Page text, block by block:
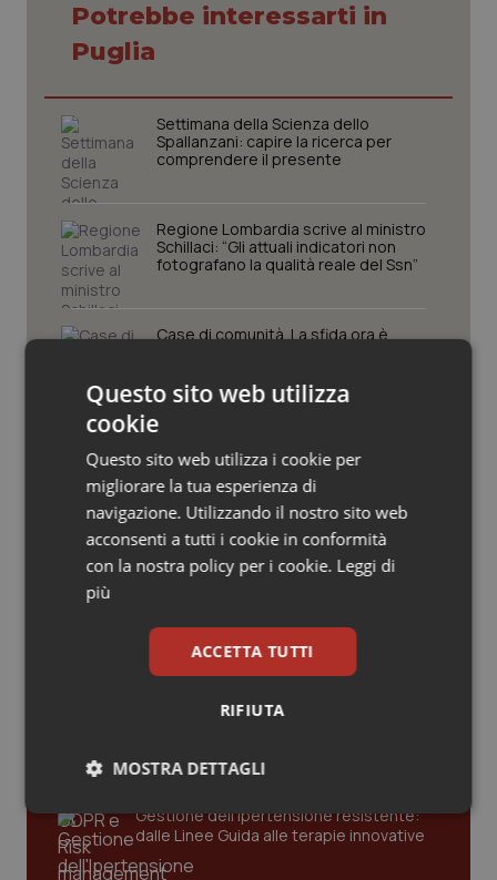
Provincia Autonoma di Trento
Puglia
Sardegna
Sicilia
Toscana
Umbria
Valle D’Aosta
Ipertensione & Scompenso
Malattie rare
Malattia di Crohn & Rettocolite Ulcerosa
Neuroscienze & patologie neurodegenerative
Obesità
Oftalmologia
Oncodermatologia
Oncologia & Nutrizione
Psoriasi & pelle
Quotidiano Chirurgia
Rene & patologie urogenitali
Potrebbe interessarti in
Puglia
Settimana della Scienza dello
Spallanzani: capire la ricerca per
comprendere il presente
Regione Lombardia scrive al ministro
Schillaci: “Gli attuali indicatori non
fotografano la qualità reale del Ssn”
Case di comunità. La sfida ora è
San Raffaele di Milano. Ispezioni e
criticità riscontrate, stop al
laboratorio di Embriologia
Ultime analisi e review da QS Pro
Cloud sanitario: infrastrutture,
Gestione dell'Ipertensione resistente:
dalle Linee Guida alle terapie innovative
Questo sito web utilizza
cookie
Questo sito web utilizza i cookie per
migliorare la tua esperienza di
navigazione. Utilizzando il nostro sito web
acconsenti a tutti i cookie in conformità
con la nostra policy per i cookie. Leggi di
più
ACCETTA TUTTI
RIFIUTA
MOSTRA DETTAGLI
Necessari Statistici Marketing